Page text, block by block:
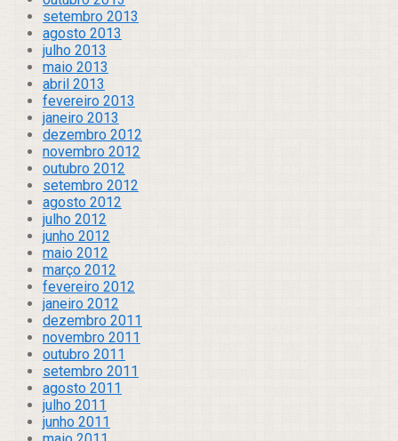
setembro 2013
agosto 2013
julho 2013
maio 2013
abril 2013
fevereiro 2013
janeiro 2013
dezembro 2012
novembro 2012
outubro 2012
setembro 2012
agosto 2012
julho 2012
junho 2012
maio 2012
março 2012
fevereiro 2012
janeiro 2012
dezembro 2011
novembro 2011
outubro 2011
setembro 2011
agosto 2011
julho 2011
junho 2011